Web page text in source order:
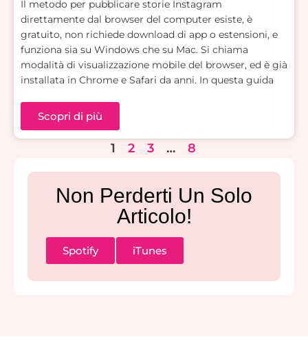
Il metodo per pubblicare storie Instagram
direttamente dal browser del computer esiste, è
gratuito, non richiede download di app o estensioni, e
funziona sia su Windows che su Mac. Si chiama
modalità di visualizzazione mobile del browser, ed è già
installata in Chrome e Safari da anni. In questa guida
Scopri di più
1 2 3 … 8
Non Perderti Un Solo
Articolo!
Spotify iTunes